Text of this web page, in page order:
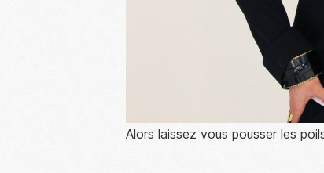
Alors laissez vous pousser les